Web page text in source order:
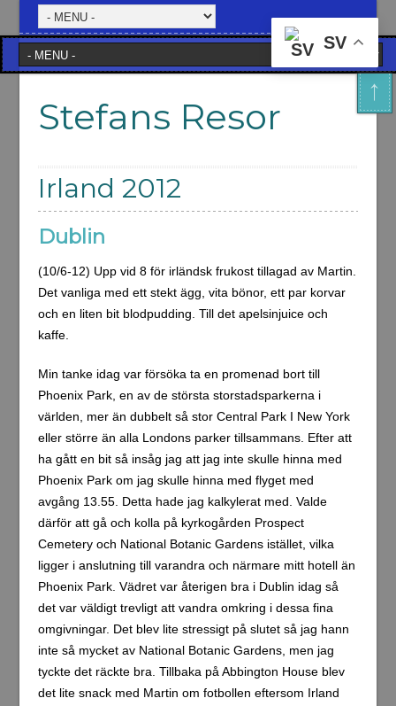
Stefans Resor
Irland 2012
Dublin
(10/6-12) Upp vid 8 för irländsk frukost tillagad av Martin.
Det vanliga med ett stekt ägg, vita bönor, ett par korvar
och en liten bit blodpudding. Till det apelsinjuice och
kaffe.
Min tanke idag var försöka ta en promenad bort till
Phoenix Park, en av de största storstadsparkerna i
världen, mer än dubbelt så stor Central Park I New York
eller större än alla Londons parker tillsammans. Efter att
ha gått en bit så insåg jag att jag inte skulle hinna med
Phoenix Park om jag skulle hinna med flyget med
avgång 13.55. Detta hade jag kalkylerat med. Valde
därför att gå och kolla på kyrkogården Prospect
Cemetery och National Botanic Gardens istället, vilka
ligger i anslutning till varandra och närmare mitt hotell än
Phoenix Park. Vädret var återigen bra i Dublin idag så
det var väldigt trevligt att vandra omkring i dessa fina
omgivningar. Det blev lite stressigt på slutet så jag hann
inte så mycket av National Botanic Gardens, men jag
tyckte det räckte bra. Tillbaka på Abbington House blev
det lite snack med Martin om fotbollen eftersom Irland
SV